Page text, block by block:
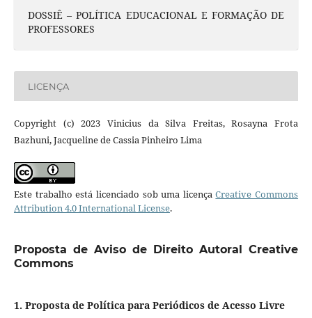
DOSSIÊ – POLÍTICA EDUCACIONAL E FORMAÇÃO DE
PROFESSORES
LICENÇA
Copyright (c) 2023 Vinicius da Silva Freitas, Rosayna Frota
Bazhuni, Jacqueline de Cassia Pinheiro Lima
Este trabalho está licenciado sob uma licençaCreative Commons
Attribution 4.0 International License.
Proposta de Aviso de Direito Autoral Creative
Commons
1. Proposta de Política para Periódicos de Acesso Livre